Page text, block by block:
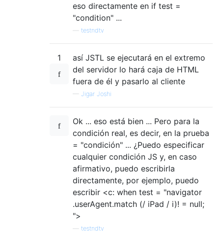
eso directamente en if test =
"condition" ...
testndtv
1
así JSTL se ejecutará en el extremo
del servidor lo hará caja de HTML
fuera de él y pasarlo al cliente
— Jigar Joshi
Ok ... eso está bien ... Pero para la
condición real, es decir, en la prueba
= "condición" ... ¿Puedo especificar
cualquier condición JS y, en caso
afirmativo, puedo escribirla
directamente, por ejemplo, puedo
escribir <c: when test = "navigator
.userAgent.match (/ iPad / i)! = null;
">
testndtv